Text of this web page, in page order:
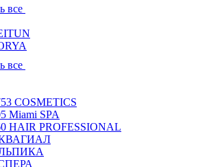
все
все
COSMETICS
Miami SPA
HAIR PROFESSIONAL